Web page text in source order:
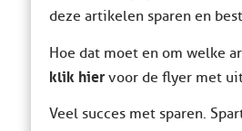
deze artikelen sparen en
Hoe dat moet en om welke
klik hiervoor de flyer met
Veel succes met sparen.